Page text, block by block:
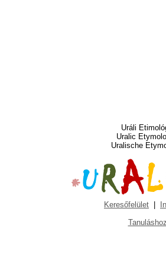
Uráli
Uralic
Uralische
Keresőfelület